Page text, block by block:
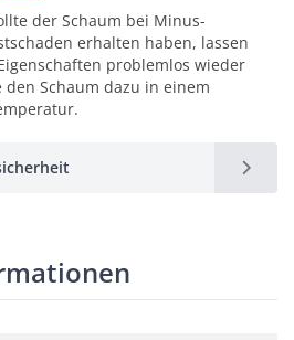
der Schaum bei Minus-
erhalten haben, lassen
problemlos wieder
Schaum dazu in einem